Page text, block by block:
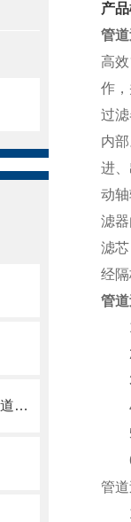
电动全衬氟对夹蝶阀强腐蚀介质管道的可靠卫士
产
管
高
作
过
内
进
动
滤
滤
经
管
1
2
3
4
5
6
管
1